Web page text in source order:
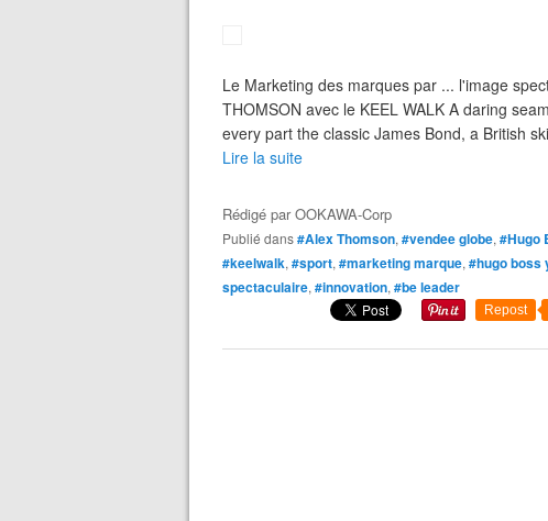
Le Marketing des marques par ... l'image
THOMSON avec le KEEL WALK A daring
every part the classic James Bond, a British
Lire la suite
Rédigé parOOKAWA-Corp
Publié dans#Alex Thomson, #vendee globe, #Hugo
#keelwalk, #sport, #marketing marque, #hugo boss
spectaculaire, #innovation, #be leader
Repost